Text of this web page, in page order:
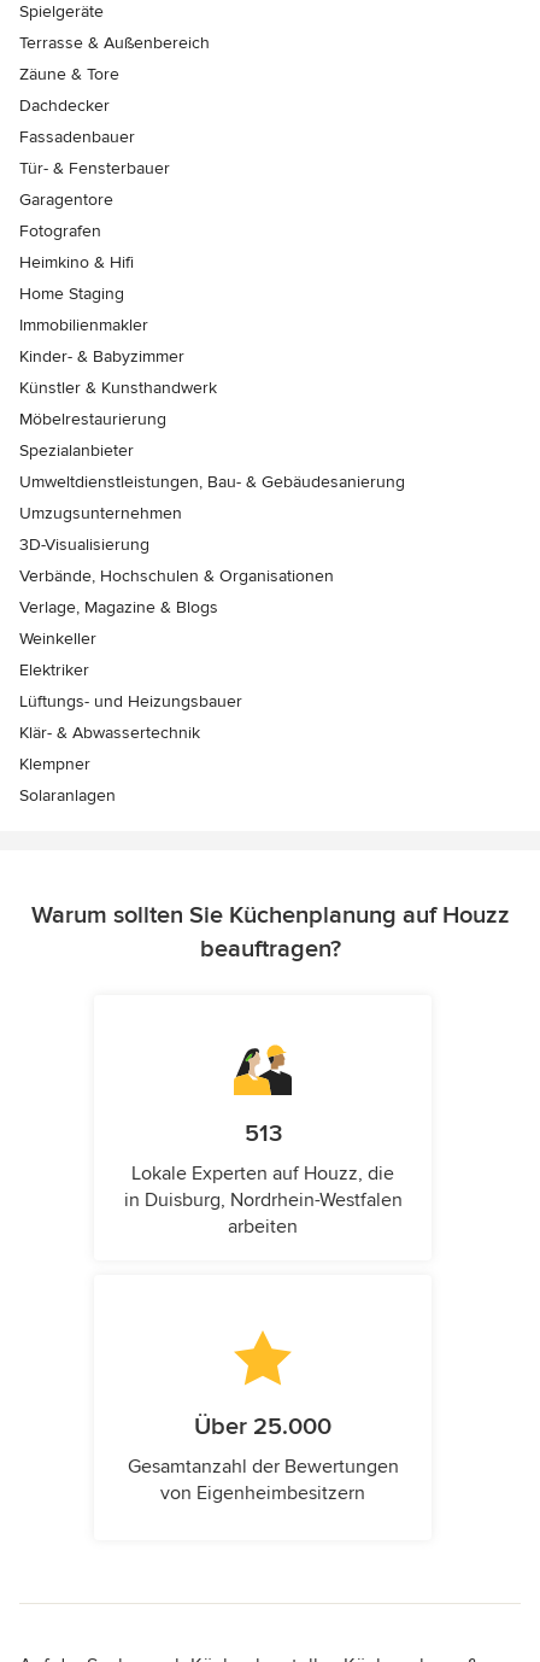
Spielgeräte
Terrasse & Außenbereich
Zäune & Tore
Dachdecker
Fassadenbauer
Tür- & Fensterbauer
Garagentore
Fotografen
Heimkino & Hifi
Home Staging
Immobilienmakler
Kinder- & Babyzimmer
Künstler & Kunsthandwerk
Möbelrestaurierung
Spezialanbieter
Umweltdienstleistungen, Bau- & Gebäudesanierung
Umzugsunternehmen
3D-Visualisierung
Verbände, Hochschulen & Organisationen
Verlage, Magazine & Blogs
Weinkeller
Elektriker
Lüftungs- und Heizungsbauer
Klär- & Abwassertechnik
Klempner
Solaranlagen
Warum sollten Sie Küchenplanung auf Houzz
beauftragen?
513
Lokale Experten auf Houzz, die
in Duisburg, Nordrhein-Westfalen
arbeiten
Über 25.000
Gesamtanzahl der Bewertungen
von Eigenheimbesitzern